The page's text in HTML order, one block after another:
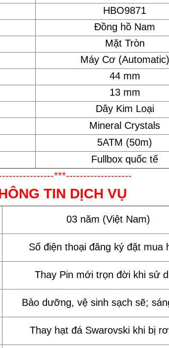
HBO9871
Đồng hồ Nam
Mặt Tròn
Máy Cơ (Automatic)
44 mm
13 mm
Dây Kim Loại
Mineral Crystals
5ATM (50m)
Fullbox quốc tế
***-------------------
TIN DỊCH VỤ
03 năm (Việt Nam)
Số điện thoại đăng ký đặt mua
Thay Pin mới trọn đời khi sử
Bảo dưỡng, vệ sinh sạch sẽ;
Thay hạt đá Swarovski khi bị